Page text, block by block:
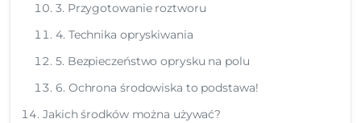
3. Przygotowanie roztworu
4. Technika opryskiwania
5. Bezpieczeństwo oprysku na polu
6. Ochrona środowiska to podstawa!
Jakich środków można używać?